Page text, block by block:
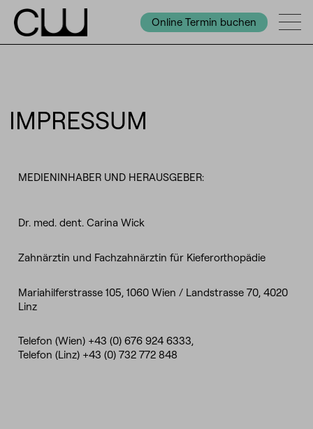
Online Termin buchen
IMPRESSUM
MEDIENINHABER UND HERAUSGEBER:
Dr. med. dent. Carina Wick
Zahnärztin und Fachzahnärztin für Kieferorthopädie
Mariahilferstrasse 105, 1060 Wien / Landstrasse 70, 4020
Linz
Telefon (Wien) +43 (0) 676 924 6333,
Telefon (Linz) +43 (0) 732 772 848